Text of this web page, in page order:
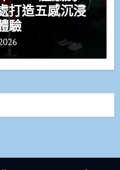
打造五感沉浸
驗